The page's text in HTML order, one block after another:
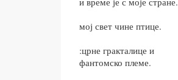
мој свет чине птице.
:црне гракталице и
фантомско племе.